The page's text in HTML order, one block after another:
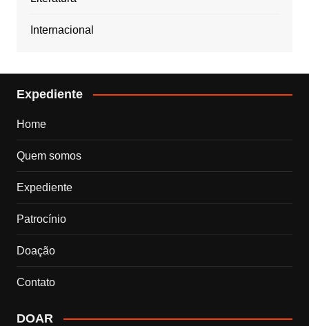
Internacional
Expediente
Home
Quem somos
Expediente
Patrocínio
Doação
Contato
DOAR